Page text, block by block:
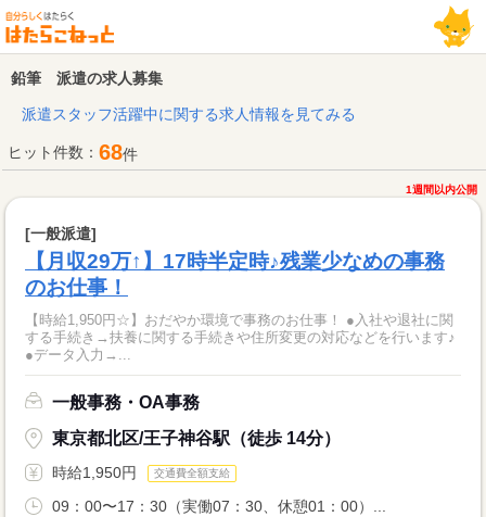
鉛筆 派遣の求人募集
派遣スタッフ活躍中に関する求人情報を見てみる
ヒット件数： 68件
1週間以内公開
[一般派遣]
【月収29万↑】17時半定時♪残業少なめの事務
のお仕事！
【時給1,950円☆】おだやか環境で事務のお仕事！ ●入社や退社に関
する手続き→扶養に関する手続きや住所変更の対応などを行います♪
●データ入力→...
一般事務・OA事務
東京都北区/王子神谷駅（徒歩 14分）
時給1,950円 交通費全額支給
09：00〜17：30（実働07：30、休憩01：00）...